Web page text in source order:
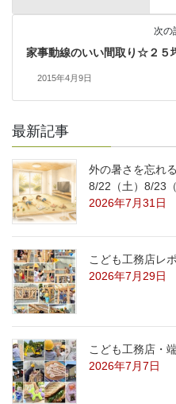
次の
家事動線のいい間取り☆２５
2015年4月9日
最新記事
外の暑さを忘れ
8/22（土）8/23（
2026年7月31日
こども工務店レ
2026年7月29日
こども工務店・
2026年7月7日